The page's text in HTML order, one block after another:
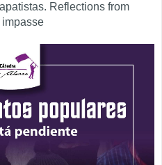
Reflections from